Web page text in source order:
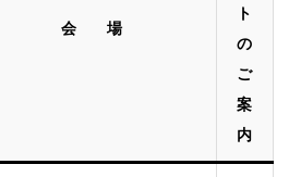
会 場
ト
の
ご
案
内